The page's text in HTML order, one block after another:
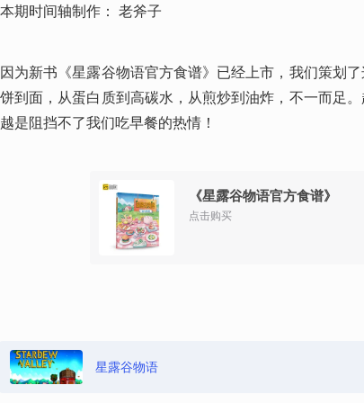
本期时间轴制作： 老斧子
因为新书《星露谷物语官方食谱》已经上市，我们策划
饼到面，从蛋白质到高碳水，从煎炒到油炸，不一而足
越是阻挡不了我们吃早餐的热情！
《星露谷物语官方食谱》
点击购买
星露谷物语